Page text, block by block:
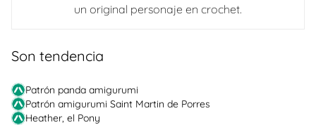
un original personaje en crochet.
Son tendencia
Patrón panda amigurumi
Patrón amigurumi Saint Martin de Porres
Heather, el Pony